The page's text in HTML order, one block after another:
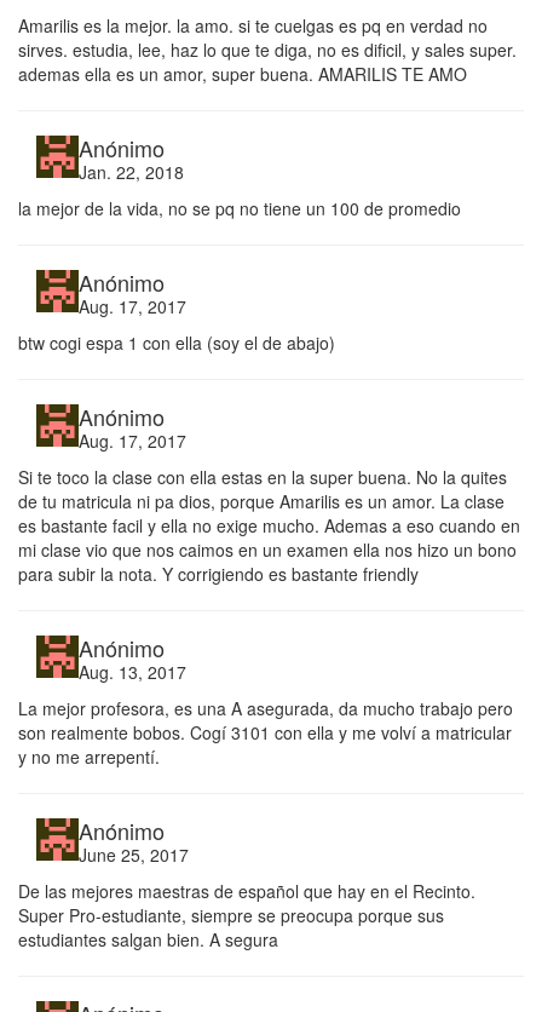
Amarilis es la mejor. la amo. si te cuelgas es pq en verdad no
sirves. estudia, lee, haz lo que te diga, no es dificil, y sales super.
ademas ella es un amor, super buena. AMARILIS TE AMO
Anónimo
Jan. 22, 2018
la mejor de la vida, no se pq no tiene un 100 de promedio
Anónimo
Aug. 17, 2017
btw cogi espa 1 con ella (soy el de abajo)
Anónimo
Aug. 17, 2017
Si te toco la clase con ella estas en la super buena. No la quites
de tu matricula ni pa dios, porque Amarilis es un amor. La clase
es bastante facil y ella no exige mucho. Ademas a eso cuando en
mi clase vio que nos caimos en un examen ella nos hizo un bono
para subir la nota. Y corrigiendo es bastante friendly
Anónimo
Aug. 13, 2017
La mejor profesora, es una A asegurada, da mucho trabajo pero
son realmente bobos. Cogí 3101 con ella y me volví a matricular
y no me arrepentí.
Anónimo
June 25, 2017
De las mejores maestras de español que hay en el Recinto.
Super Pro-estudiante, siempre se preocupa porque sus
estudiantes salgan bien. A segura